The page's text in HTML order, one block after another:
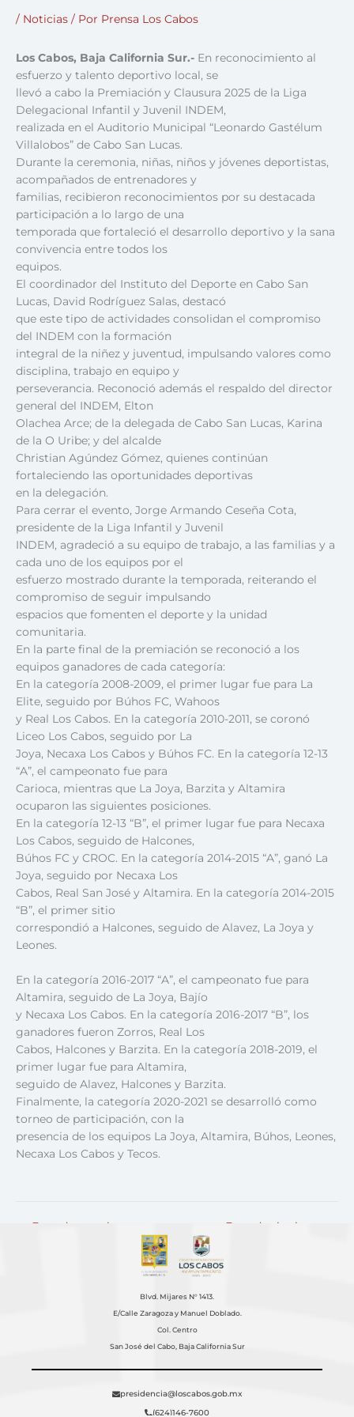
/ Noticias / Por Prensa Los Cabos
Los Cabos, Baja California Sur.- En reconocimiento al
esfuerzo y talento deportivo local, se
llevó a cabo la Premiación y Clausura 2025 de la Liga
Delegacional Infantil y Juvenil INDEM,
realizada en el Auditorio Municipal “Leonardo Gastélum
Villalobos” de Cabo San Lucas.
Durante la ceremonia, niñas, niños y jóvenes deportistas,
acompañados de entrenadores y
familias, recibieron reconocimientos por su destacada
participación a lo largo de una
temporada que fortaleció el desarrollo deportivo y la sana
convivencia entre todos los
equipos.
El coordinador del Instituto del Deporte en Cabo San
Lucas, David Rodríguez Salas, destacó
que este tipo de actividades consolidan el compromiso
del INDEM con la formación
integral de la niñez y juventud, impulsando valores como
disciplina, trabajo en equipo y
perseverancia. Reconoció además el respaldo del director
general del INDEM, Elton
Olachea Arce; de la delegada de Cabo San Lucas, Karina
de la O Uribe; y del alcalde
Christian Agúndez Gómez, quienes continúan
fortaleciendo las oportunidades deportivas
en la delegación.
Para cerrar el evento, Jorge Armando Ceseña Cota,
presidente de la Liga Infantil y Juvenil
INDEM, agradeció a su equipo de trabajo, a las familias y a
cada uno de los equipos por el
esfuerzo mostrado durante la temporada, reiterando el
compromiso de seguir impulsando
espacios que fomenten el deporte y la unidad
comunitaria.
En la parte final de la premiación se reconoció a los
equipos ganadores de cada categoría:
En la categoría 2008-2009, el primer lugar fue para La
Elite, seguido por Búhos FC, Wahoos
y Real Los Cabos. En la categoría 2010-2011, se coronó
Liceo Los Cabos, seguido por La
Joya, Necaxa Los Cabos y Búhos FC. En la categoría 12-13
“A”, el campeonato fue para
Carioca, mientras que La Joya, Barzita y Altamira
ocuparon las siguientes posiciones.
En la categoría 12-13 “B”, el primer lugar fue para Necaxa
Los Cabos, seguido de Halcones,
Búhos FC y CROC. En la categoría 2014-2015 “A”, ganó La
Joya, seguido por Necaxa Los
Cabos, Real San José y Altamira. En la categoría 2014-2015
“B”, el primer sitio
correspondió a Halcones, seguido de Alavez, La Joya y
Leones.
En la categoría 2016-2017 “A”, el campeonato fue para
Altamira, seguido de La Joya, Bajío
y Necaxa Los Cabos. En la categoría 2016-2017 “B”, los
ganadores fueron Zorros, Real Los
Cabos, Halcones y Barzita. En la categoría 2018-2019, el
primer lugar fue para Altamira,
seguido de Alavez, Halcones y Barzita.
Finalmente, la categoría 2020-2021 se desarrolló como
torneo de participación, con la
presencia de los equipos La Joya, Altamira, Búhos, Leones,
Necaxa Los Cabos y Tecos.
Entrada anterior Entrada siguiente
Blvd. Mijares N° 1413.
E/Calle Zaragoza y Manuel Doblado.
Col. Centro
San José del Cabo, Baja California Sur
presidencia@loscabos.gob.mx
(624)146-7600